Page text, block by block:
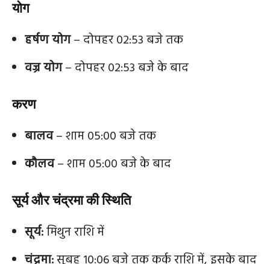
योग
हर्षण योग– दोपहर 02:53 बजे तक
वज्र योग– दोपहर 02:53 बजे के बाद
करण
बालव– शाम 05:00 बजे तक
कौलव– शाम 05:00 बजे के बाद
सूर्य और चंद्रमा की स्थिति
सूर्य:मिथुन राशि में